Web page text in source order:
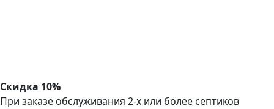
Скидка 10%
При заказе обслуживания 2-х или более септиков